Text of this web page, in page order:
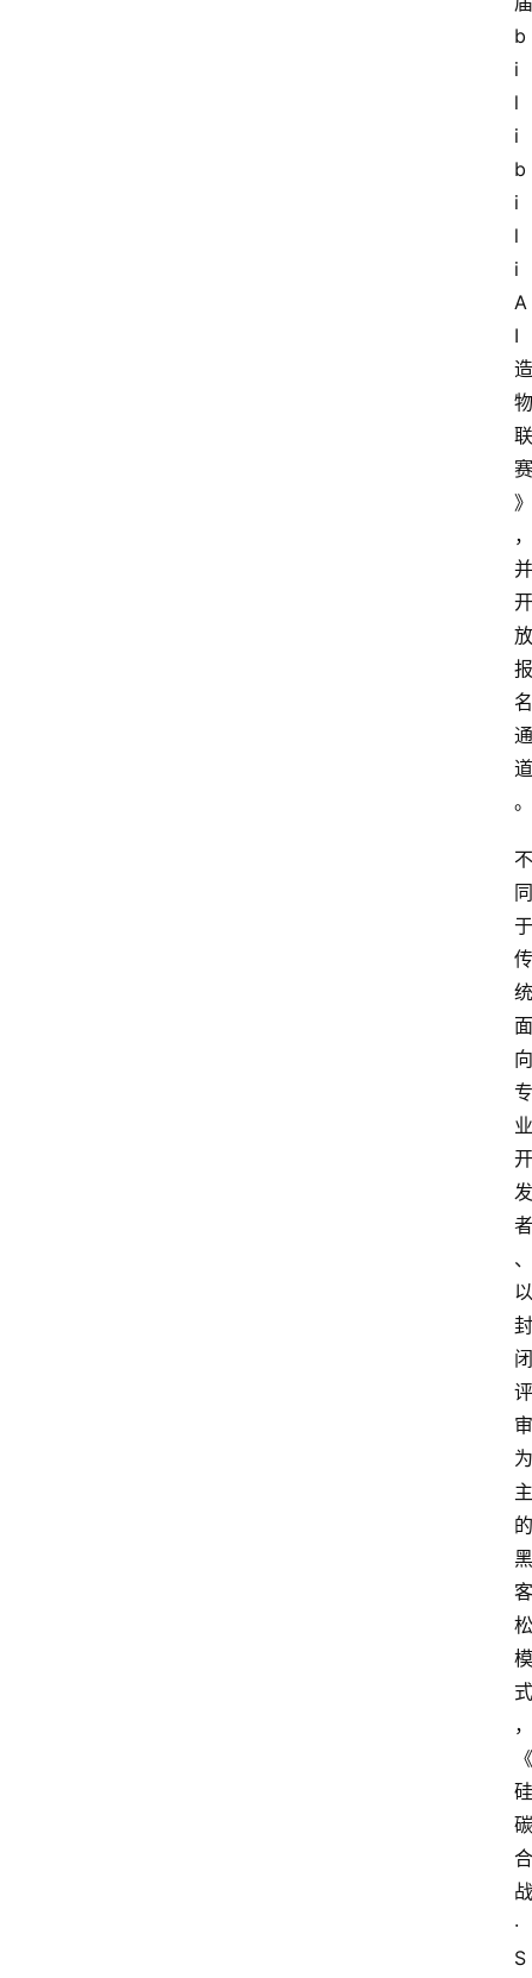
b
i
l
i
b
i
l
i
A
I
造
物
联
赛
》
，
并
开
放
报
名
通
道
。
不
同
于
传
统
面
向
专
业
开
发
者
、
以
封
闭
评
审
为
主
的
黑
客
松
模
式
，
《
硅
碳
合
战
·
S